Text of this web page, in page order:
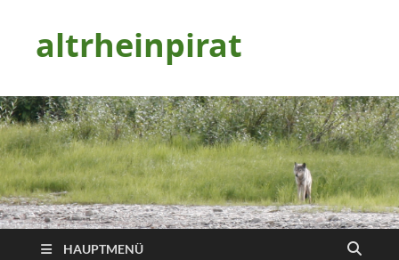
altrheinpirat
HAUPTMENÜ